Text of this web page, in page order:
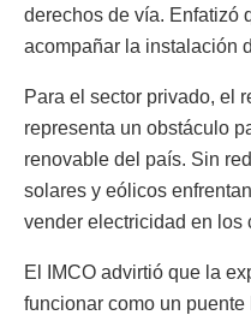
derechos de vía. Enfatizó
acompañar la instalación
Para el sector privado, el
representa un obstáculo
renovable del país. Sin
solares y eólicos
vender electricidad en los
El IMCO advirtió que la
funcionar como un